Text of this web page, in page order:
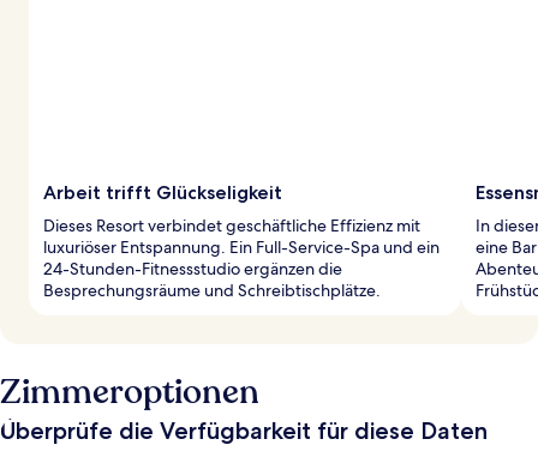
Arbeit trifft Glückseligkeit
Dieses Resort verbindet geschäftliche Effizienz mit
luxuriöser Entspannung. Ein Full-Service-Spa und ein
24-Stunden-Fitnessstudio ergänzen die
Besprechungsräume und Schreibtischplätze.
In
eine
Zimmeroptionen
Überprüfe die Verfügbarkeit für diese Daten